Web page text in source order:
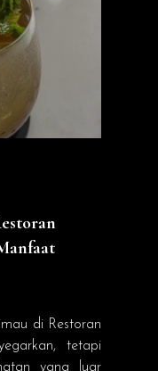
di Restoran
tetapi
yang luar